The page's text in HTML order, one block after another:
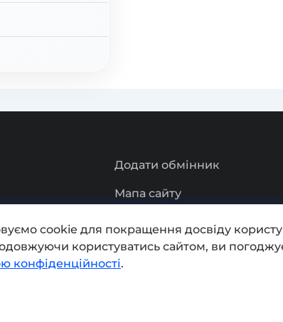
Додати обмінник
Мапа сайту
Умови використання
cookie для покращення досвіду
користуватись сайтом, ви
конфіденційності.